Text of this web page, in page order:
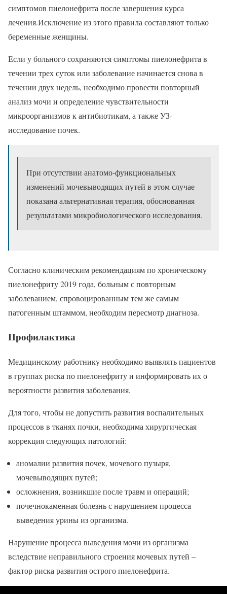
симптомов пиелонефрита после завершения курса
лечения.Исключение из этого правила составляют только
беременные женщины.
Если у больного сохраняются симптомы пиелонефрита в
течении трех суток или заболевание начинается снова в
течении двух недель, необходимо провести повторный
анализ мочи и определение чувствительности
микроорганизмов к антибиотикам, а также УЗ-
исследование почек.
При отсутствии анатомо-функциональных
изменений мочевыводящих путей в этом случае
показана альтернативная терапия, обоснованная
результатами микробиологического исследования.
Согласно клиническим рекомендациям по хроническому
пиелонефриту 2019 года, больным с повторным
заболеванием, спровоцированным тем же самым
патогенным штаммом, необходим пересмотр диагноза.
Профилактика
Медицинскому работнику необходимо выявлять пациентов
в группах риска по пиелонефриту и информировать их о
вероятности развития заболевания.
Для того, чтобы не допустить развития воспалительных
процессов в тканях почки, необходима хирургическая
коррекция следующих патологий:
аномалии развития почек, мочевого пузыря,
мочевыводящих путей;
осложнения, возникшие после травм и операций;
почечнокаменная болезнь с нарушением процесса
выведения урины из организма.
Нарушение процесса выведения мочи из организма
вследствие неправильного строения мочевых путей –
фактор риска развития острого пиелонефрита.